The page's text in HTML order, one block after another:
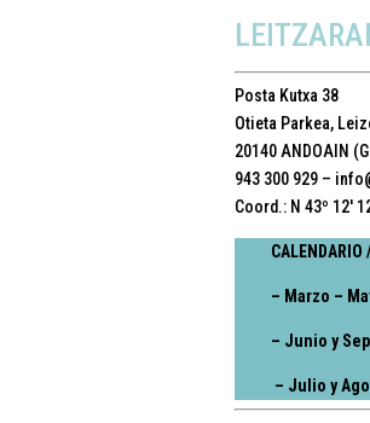
Posta Kutxa 38
Otieta Parkea,
20140 ANDOAIN
943 300 929 –
Coord.: N 43º 12′
CALENDARIO
– Marzo –
– Junio y
– Julio y